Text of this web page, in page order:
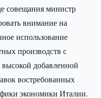
совещания министр
внимание на
использование
производств с
добавленной
востребованных
экономики Италии.